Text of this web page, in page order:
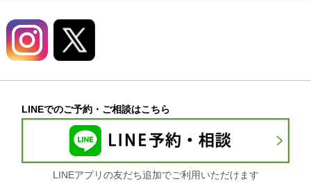
LINEでのご予約・ご相談はこちら
LINEアプリの友だち追加でご利用いただけます